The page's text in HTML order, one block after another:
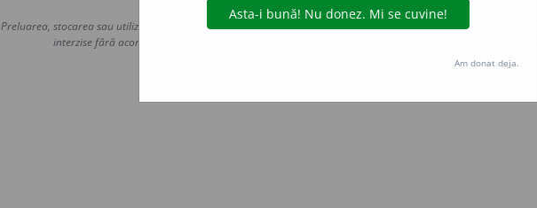
Copyright © 2004-2026 dexonline (https://dexonline.ro)
Preluarea, stocarea sau utilizarea datelor de pe acest site, inclusiv prin orice metode de extragere automată
interzise fără acordul nostru prealabil scris, cu excepția seturilor de date oferite oficial spre utilizare
Hosterion
Am donat deja.